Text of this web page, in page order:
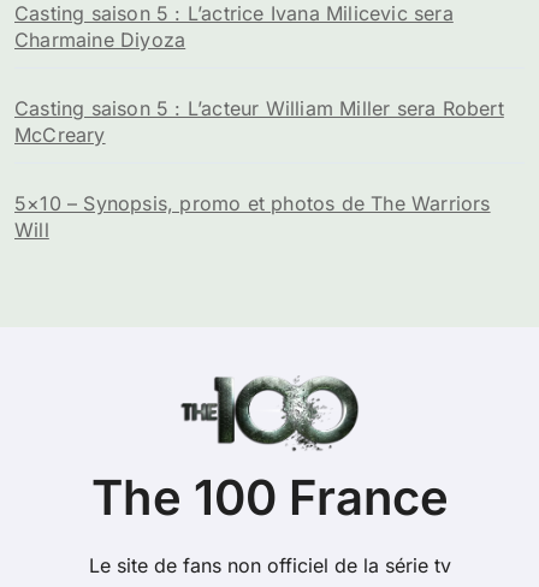
Casting saison 5 : L’actrice Ivana Milicevic sera
Charmaine Diyoza
Casting saison 5 : L’acteur William Miller sera Robert
McCreary
5×10 – Synopsis, promo et photos de The Warriors
Will
The 100 France
Le site de fans non officiel de la série tv